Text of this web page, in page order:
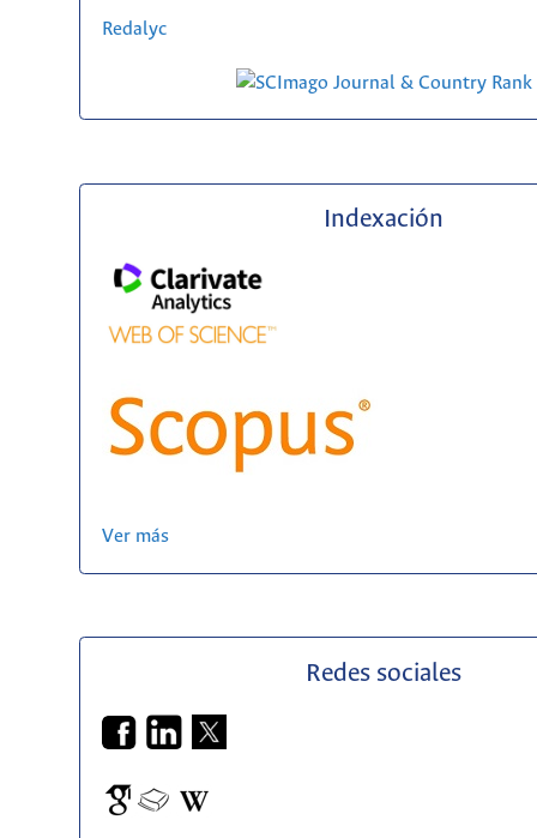
Redalyc
Indexación
Ver más
Redes sociales